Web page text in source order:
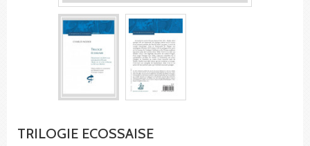
TRILOGIE ECOSSAISE